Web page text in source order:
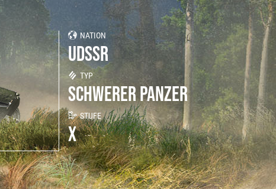
Meine Statistiken
Kriegskassen
Regimenter
Regimenter-Ranglisten
Twitch Drops
NATION
UDSSR
TYP
SCHWERER PANZER
STUFE
X